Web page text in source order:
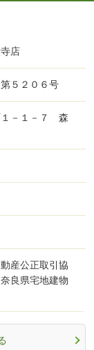
店
５２０６号
１－１－７ 森
産公正取引協
良県宅地建物